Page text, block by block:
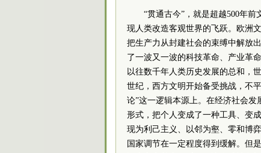
“贯通古今”，就是超越500年
现人类改造客观世界的飞跃。欧洲
把生产力从封建社会的束缚中解放
了一波又一波的科技革命、产业革
以往数千年人类历史发展的总和，
世纪，西方文明开始备受挑战，不
论”这一逻辑本源上。在经济社会
形式，把个人变成了一种工具、变
现为利己主义、以邻为壑、零和博
国家调节在一定程度得到缓解。但